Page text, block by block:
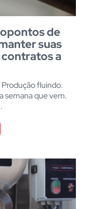
de
suas
a
fluindo.
semana que vem.